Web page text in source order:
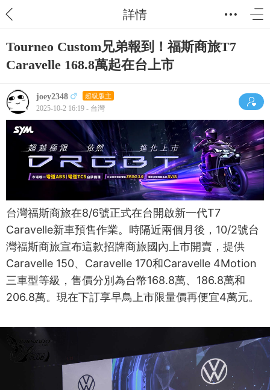
詳情
Tourneo Custom兄弟報到！福斯商旅T7
Caravelle 168.8萬起在台上市
joey2348 超級版主
2025-10-2 16:19 - 台灣
台灣福斯商旅在8/6號正式在台開啟新一代T7
Caravelle新車預售作業。時隔近兩個月後，10/2號台
灣福斯商旅宣布這款招牌商旅國內上市開賣，提供
Caravelle 150、Caravelle 170和Caravelle 4Motion
三車型等級，售價分別為台幣168.8萬、186.8萬和
206.8萬。現在下訂享早鳥上市限量價再便宜4萬元。